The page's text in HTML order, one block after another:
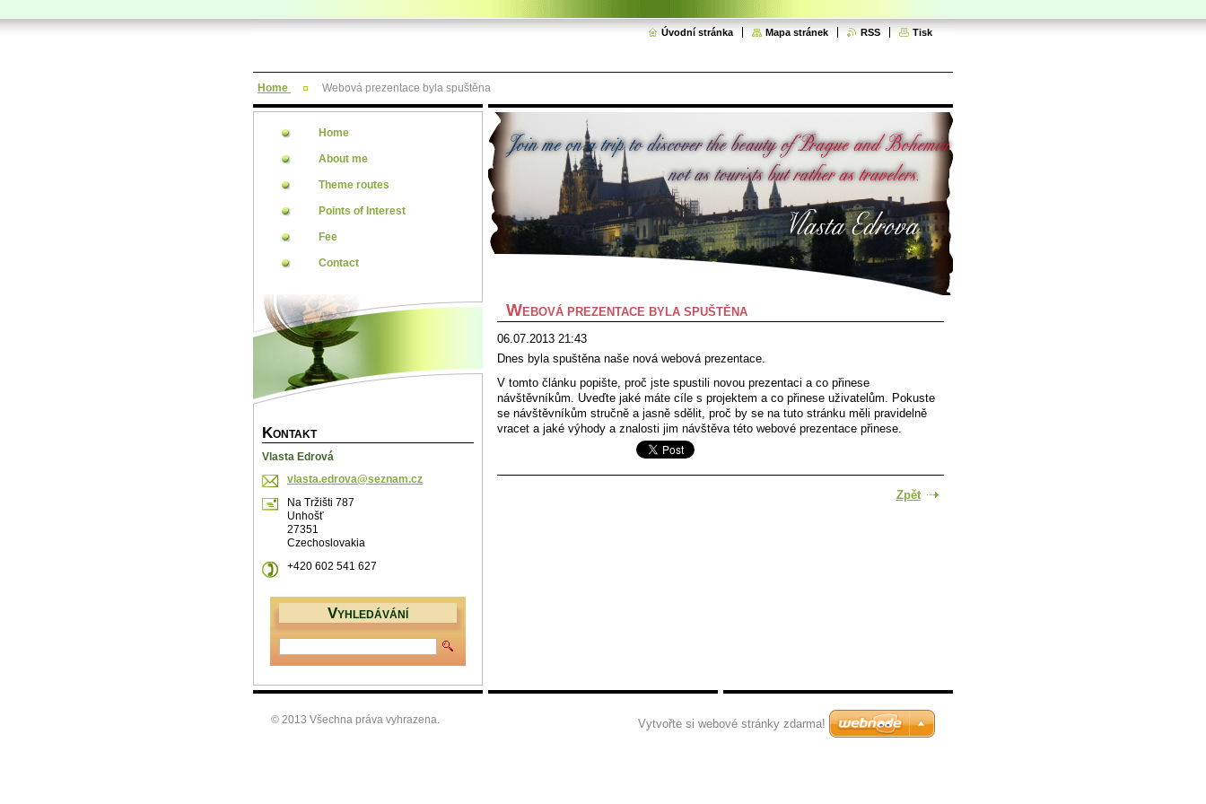
Úvodní stránka Mapa stránek RSS Tisk
Home Webová prezentace byla spuštěna
WEBOVÁ PREZENTACE BYLA SPUŠTĚNA
06.07.2013 21:43
Dnes byla spuštěna naše nová webová prezentace.
V tomto článku popište, proč jste spustili novou prezentaci a co přinese
návštěvníkům. Uveďte jaké máte cíle s projektem a co přinese uživatelům. Pokuste
se návštěvníkům stručně a jasně sdělit, proč by se na tuto stránku měli pravidelně
vracet a jaké výhody a znalosti jim návštěva této webové prezentace přinese.
Zpět
Home
About me
Theme routes
Points of Interest
Fee
Contact
KONTAKT
Vlasta Edrová
vlasta.edrova@seznam.cz
Na Tržišti 787
Unhošť
27351
Czechoslovakia
+420 602 541 627
VYHLEDÁVÁNÍ
© 2013 Všechna práva vyhrazena. Vytvořte si webové stránky zdarma!